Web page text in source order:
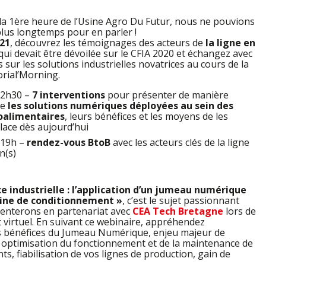
1ère heure de l’Usine Agro Du Futur, nous ne pouvions
longtemps pour en parler !
, découvrez les témoignages des acteurs de la ligne en
devait être dévoilée sur le CFIA 2020 et échangez avec
sur les solutions industrielles novatrices au cours de la
– 7 interventions pour présenter de manière
les solutions numériques déployées au sein des
, leurs bénéfices et les moyens de les
dès aujourd’hui
– rendez-vous BtoBavec les acteurs clés de la ligne
industrielle : l’application d’un jumeau numérique
de conditionnement », c’est le sujet passionnant
en partenariat avec CEA Tech Bretagne lors de
virtuel. En suivant ce webinaire, appréhendez
du Jumeau Numérique, enjeu majeur de
optimisation du fonctionnement et de la maintenance de
fiabilisation de vos lignes de production, gain de